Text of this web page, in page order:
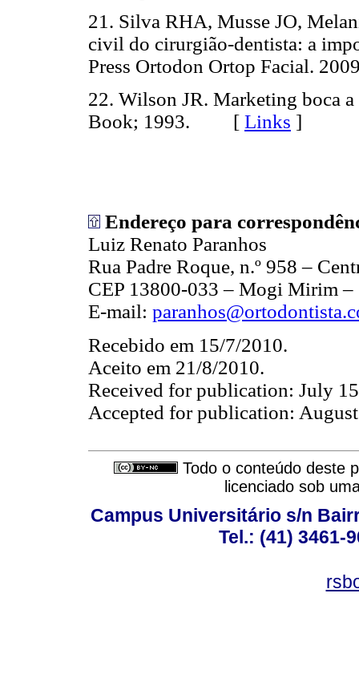
21. Silva RHA, Musse JO,
civil do cirurgião-dentista: a
Press Ortodon Ortop Facial.
22. Wilson JR. Marketing boca a
Book; 1993. [ Links ]
Endereço para
Luiz Renato Paranhos
Rua Padre Roque, n.º 958 –
CEP 13800-033 – Mogi Mirim –
E-mail:
Recebido em 15/7/2010.
Aceito em 21/8/2010.
Received for publication: July
Accepted for publication:
Todo o conteúdo deste
licenciado sob
Campus Universitário s/n
Tel.: (41) 3461-